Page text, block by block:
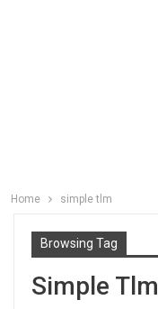
Home simple tlm
Browsing Tag
Simple Tlm